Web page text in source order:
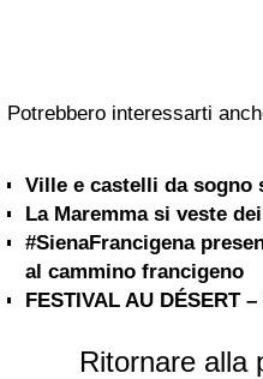
Potrebbero interessarti
Ville e castelli da sogno
La Maremma si veste
#SienaFrancigena
al cammino francigeno
FESTIVAL AU DÉSERT
Ritornare alla